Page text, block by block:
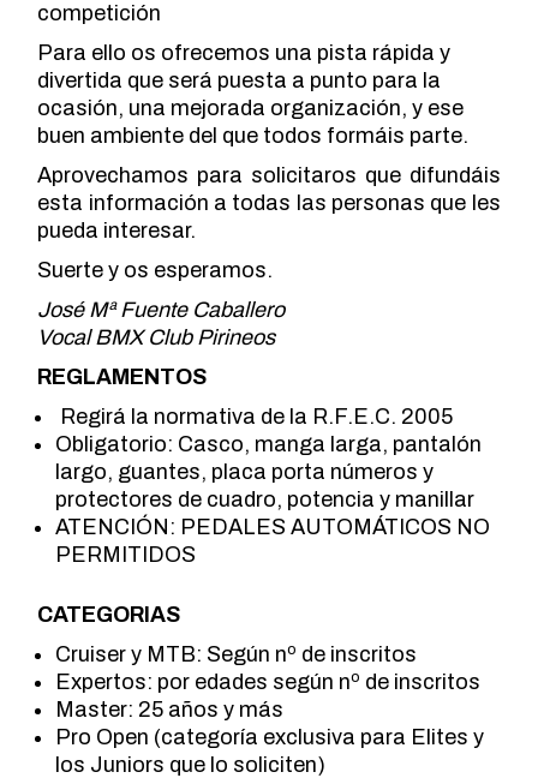
competición
Para ello os ofrecemos una pista rápida y
divertida que será puesta a punto para la
ocasión, una mejorada organización, y ese
buen ambiente del que todos formáis parte.
Aprovechamos para solicitaros que difundáis
esta información a todas las personas que les
pueda interesar.
Suerte y os esperamos.
José Mª Fuente Caballero
Vocal BMX Club Pirineos
REGLAMENTOS
Regirá la normativa de la R.F.E.C. 2005
Obligatorio: Casco, manga larga, pantalón
largo, guantes, placa porta números y
protectores de cuadro, potencia y manillar
ATENCIÓN: PEDALES AUTOMÁTICOS NO
PERMITIDOS
CATEGORIAS
Cruiser y MTB: Según nº de inscritos
Expertos: por edades según nº de inscritos
Master: 25 años y más
Pro Open (categoría exclusiva para Elites y
los Juniors que lo soliciten)